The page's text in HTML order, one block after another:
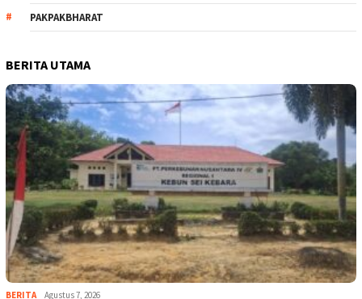
PAKPAKBHARAT
BERITA UTAMA
BERITA Agustus 7, 2026